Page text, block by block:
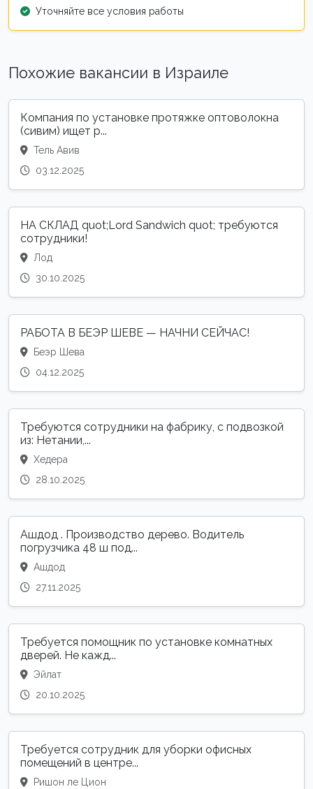
Уточняйте все условия работы
Похожие вакансии в Израиле
Компания по установке протяжке оптоволокна
(сивим) ищет р...
Тель Авив
03.12.2025
НА СКЛАД quot;Lord Sandwich quot; требуются
сотрудники!
Лод
30.10.2025
РАБОТА В БЕЭР ШЕВЕ — НАЧНИ СЕЙЧАС!
Беэр Шева
04.12.2025
Требуются сотрудники на фабрику, с подвозкой
из: Нетании,...
Хедера
28.10.2025
Ашдод . Производство дерево. Водитель
погрузчика 48 ш под...
Ашдод
27.11.2025
Требуется помощник по установке комнатных
дверей. Не кажд...
Эйлат
20.10.2025
Требуется сотрудник для уборки офисных
помещений в центре...
Ришон ле Цион